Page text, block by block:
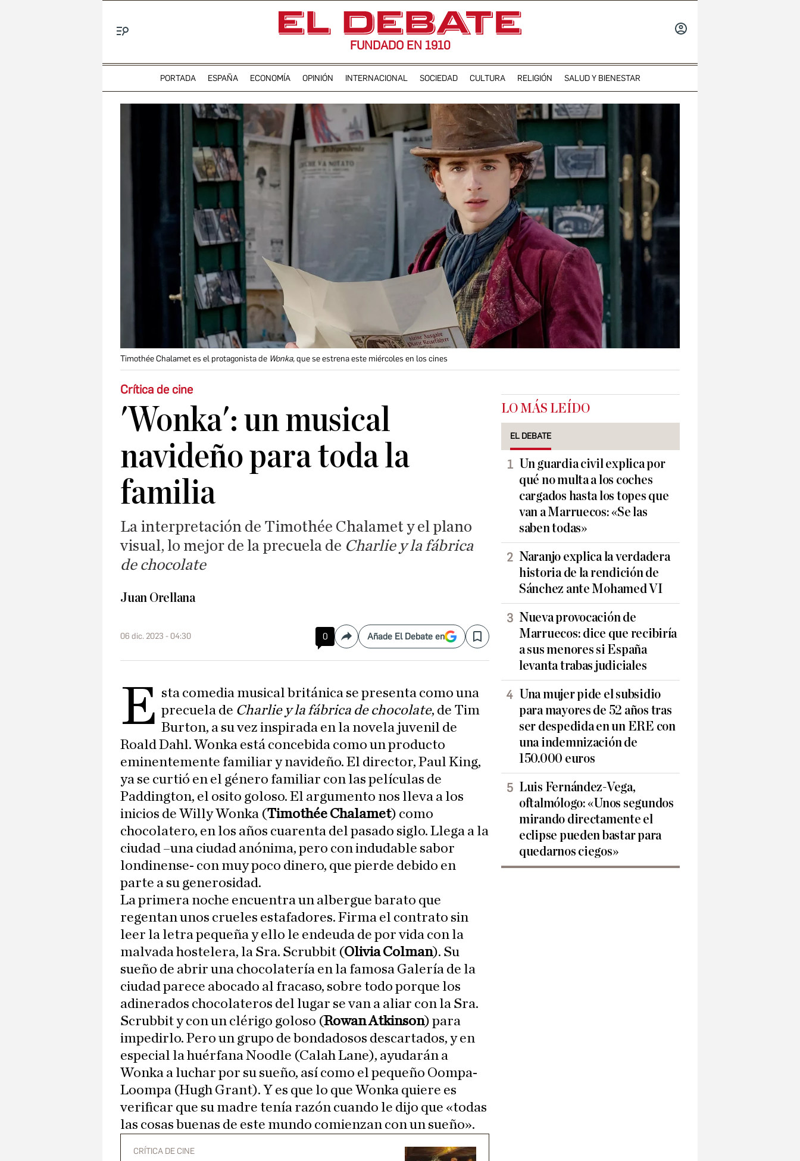
FUNDADO EN 1910
PORTADA ESPAÑA ECONOMÍA OPINIÓN INTERNACIONAL SOCIEDAD CULTURA RELIGIÓN SALUD Y BIENESTAR
Timothée Chalamet es el protagonista de Wonka,que se estrena este miércoles en los cines
Crítica de cine
'Wonka': un musical
navideño para toda la
familia
La interpretación de Timothée Chalamet y el plano
visual, lo mejor de la precuela de Charlie y la fábrica
de chocolate
Juan Orellana
06 dic. 2023 - 04:30 0 CompartirAñade El Debate en Save
E sta comedia musical británica se presenta como una
precuela de Charlie y la fábrica de chocolate, de Tim
Burton, a su vez inspirada en la novela juvenil de
Roald Dahl. Wonka está concebida como un producto
eminentemente familiar y navideño. El director, Paul King,
ya se curtió en el género familiar con las películas de
Paddington, el osito goloso. El argumento nos lleva a los
inicios de Willy Wonka (Timothée Chalamet) como
chocolatero, en los años cuarenta del pasado siglo. Llega a la
ciudad –una ciudad anónima, pero con indudable sabor
londinense- con muy poco dinero, que pierde debido en
parte a su generosidad.
La primera noche encuentra un albergue barato que
regentan unos crueles estafadores. Firma el contrato sin
leer la letra pequeña y ello le endeuda de por vida con la
malvada hostelera, la Sra. Scrubbit (Olivia Colman). Su
sueño de abrir una chocolatería en la famosa Galería de la
ciudad parece abocado al fracaso, sobre todo porque los
adinerados chocolateros del lugar se van a aliar con la Sra.
Scrubbit y con un clérigo goloso (Rowan Atkinson) para
impedirlo. Pero un grupo de bondadosos descartados, y en
especial la huérfana Noodle (Calah Lane), ayudarán a
Wonka a luchar por su sueño, así como el pequeño Oompa-
Loompa (Hugh Grant). Y es que lo que Wonka quiere es
verificar que su madre tenía razón cuando le dijo que «todas
las cosas buenas de este mundo comienzan con un sueño».
CRÍTICA DE CINE
LO MÁS LEÍDO
EL DEBATE
Un guardia civil explica por
qué no multa a los coches
cargados hasta los topes que
van a Marruecos: «Se las
saben todas»
Naranjo explica la verdadera
historia de la rendición de
Sánchez ante Mohamed VI
Nueva provocación de
Marruecos: dice que recibiría
a sus menores si España
levanta trabas judiciales
Una mujer pide el subsidio
para mayores de 52 años tras
ser despedida en un ERE con
una indemnización de
150.000 euros
Luis Fernández-Vega,
oftalmólogo: «Unos segundos
mirando directamente el
eclipse pueden bastar para
quedarnos ciegos»